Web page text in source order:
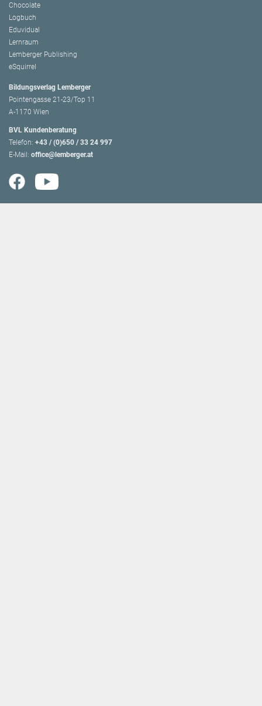
Chocolate
Logbuch
Eduvidual
Lernraum
Lemberger Publishing
eSquirrel
Bildungsverlag Lemberger
Pointengasse 21-23/Top 11
A-1170 Wien
BVL Kundenberatung
Telefon: +43 / (0)650 / 33 24 997
E-Mail: office@lemberger.at